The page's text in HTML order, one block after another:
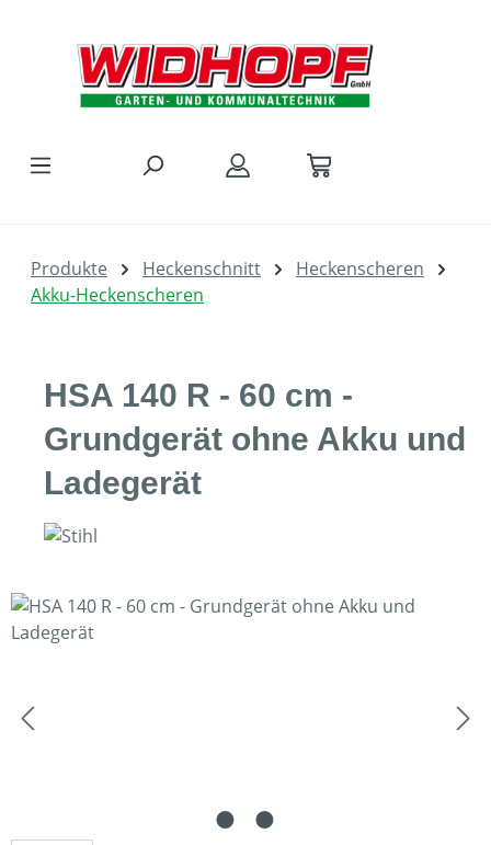
Produkte Heckenschnitt
Heckenscheren
Akku-Heckenscheren
HSA 140 R - 60 cm -
Grundgerät ohne Akku und
Ladegerät
Bildergalerie überspringen